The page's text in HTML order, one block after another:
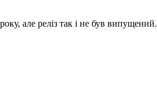
але реліз так і не був випущений.